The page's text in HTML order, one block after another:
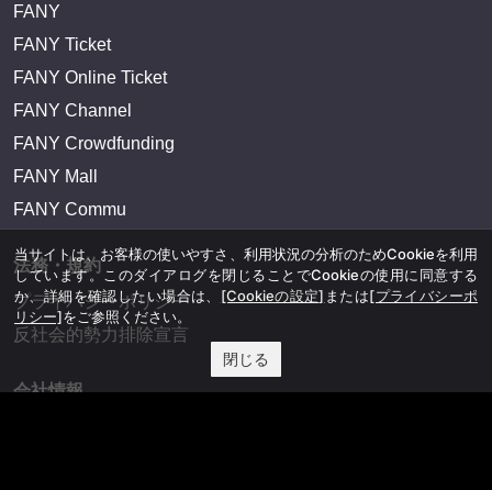
FANY
FANY Ticket
FANY Online Ticket
FANY Channel
FANY Crowdfunding
FANY Mall
FANY Commu
法務・規約
プライバシーポリシー
反社会的勢力排除宣言
会社情報
当サイトは、お客様の使いやすさ、利用状況の分析のためCookieを利用
しています。このダイアログを閉じることでCookieの使用に同意する
か、詳細を確認したい場合は、 [Cookieの設定] または[プライバシーポ
リシー]をご参照ください。
閉じる